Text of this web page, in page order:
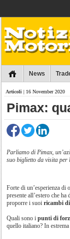
News
Articoli | 16 November 2020
Pimax:
Parliamo di Pimax,
suo biglietto da visita per
Forte di un’esperienza di
presente all’estero che
proporre i suoi ricambi
Quali sono i punti di
quello italiano? In